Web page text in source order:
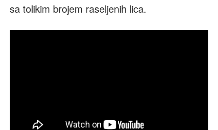
sa tolikim brojem raseljenih lica.